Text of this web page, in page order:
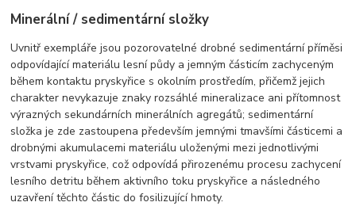
Minerální / sedimentární složky
Uvnitř exempláře jsou pozorovatelné drobné sedimentární příměsi
odpovídající materiálu lesní půdy a jemným částicím zachyceným
během kontaktu pryskyřice s okolním prostředím, přičemž jejich
charakter nevykazuje znaky rozsáhlé mineralizace ani přítomnost
výrazných sekundárních minerálních agregátů; sedimentární
složka je zde zastoupena především jemnými tmavšími částicemi a
drobnými akumulacemi materiálu uloženými mezi jednotlivými
vrstvami pryskyřice, což odpovídá přirozenému procesu zachycení
lesního detritu během aktivního toku pryskyřice a následného
uzavření těchto částic do fosilizující hmoty.